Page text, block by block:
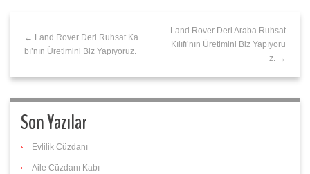
← Land Rover Deri Ruhsat Ka
bı’nın Üretimini Biz Yapıyoruz.
Land Rover Deri Araba Ruhsat
Kılıfı’nın Üretimini Biz Yapıyoru
z. →
Son Yazılar
Evlilik Cüzdanı
Aile Cüzdanı Kabı